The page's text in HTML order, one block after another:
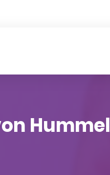
Hummel